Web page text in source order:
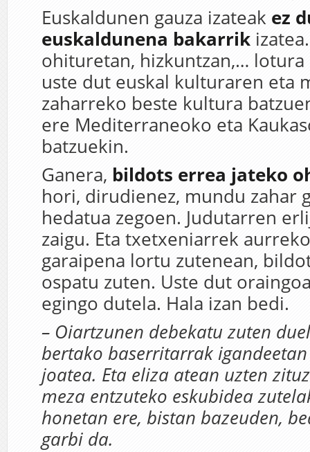
Euskaldunen gauza izateak ez
euskaldunena bakarrik
ohituretan, hizkuntzan,… lotura
uste dut euskal kulturaren eta
zaharreko beste kultura
ere Mediterraneoko eta
batzuekin.
Ganera, bildots errea jateko
hori, dirudienez, mundu zahar
hedatua zegoen. Judutarren
zaigu. Eta txetxeniarrek
garaipena lortu zutenean,
ospatu zuten. Uste dut
egingo dutela. Hala izan bedi.
– Oiartzunen debekatu zuten
bertako baserritarrak
joatea. Eta eliza atean uzten
meza entzuteko eskubidea
honetan ere, bistan bazeuden,
garbi da.